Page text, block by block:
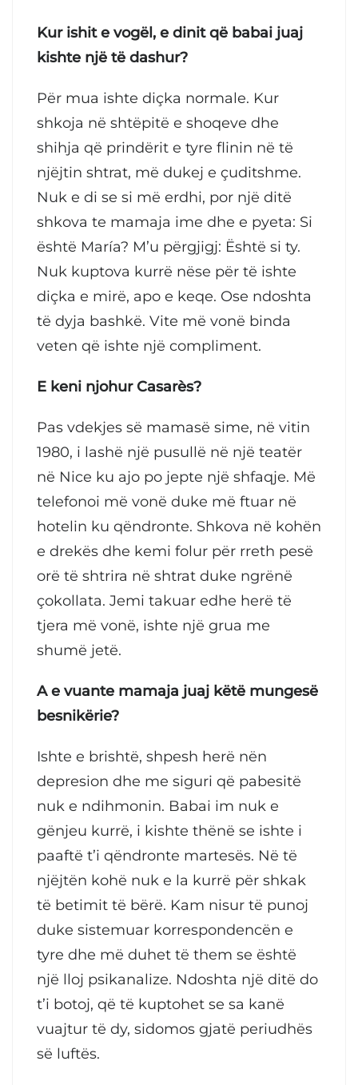
Kur ishit e vogël, e dinit që babai juaj
kishte një të dashur?
Për mua ishte diçka normale. Kur
shkoja në shtëpitë e shoqeve dhe
shihja që prindërit e tyre flinin në të
njëjtin shtrat, më dukej e çuditshme.
Nuk e di se si më erdhi, por një ditë
shkova te mamaja ime dhe e pyeta: Si
është María? M’u përgjigj: Është si ty.
Nuk kuptova kurrë nëse për të ishte
diçka e mirë, apo e keqe. Ose ndoshta
të dyja bashkë. Vite më vonë binda
veten që ishte një compliment.
E keni njohur Casarès?
Pas vdekjes së mamasë sime, në vitin
1980, i lashë një pusullë në një teatër
në Nice ku ajo po jepte një shfaqje. Më
telefonoi më vonë duke më ftuar në
hotelin ku qëndronte. Shkova në kohën
e drekës dhe kemi folur për rreth pesë
orë të shtrira në shtrat duke ngrënë
çokollata. Jemi takuar edhe herë të
tjera më vonë, ishte një grua me
shumë jetë.
A e vuante mamaja juaj këtë mungesë
besnikërie?
Ishte e brishtë, shpesh herë nën
depresion dhe me siguri që pabesitë
nuk e ndihmonin. Babai im nuk e
gënjeu kurrë, i kishte thënë se ishte i
paaftë t’i qëndronte martesës. Në të
njëjtën kohë nuk e la kurrë për shkak
të betimit të bërë. Kam nisur të punoj
duke sistemuar korrespondencën e
tyre dhe më duhet të them se është
një lloj psikanalize. Ndoshta një ditë do
t’i botoj, që të kuptohet se sa kanë
vuajtur të dy, sidomos gjatë periudhës
së luftës.